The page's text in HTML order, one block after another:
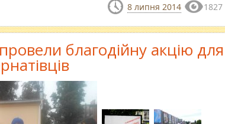
8 липня 2014 1827
благодійну акцію для